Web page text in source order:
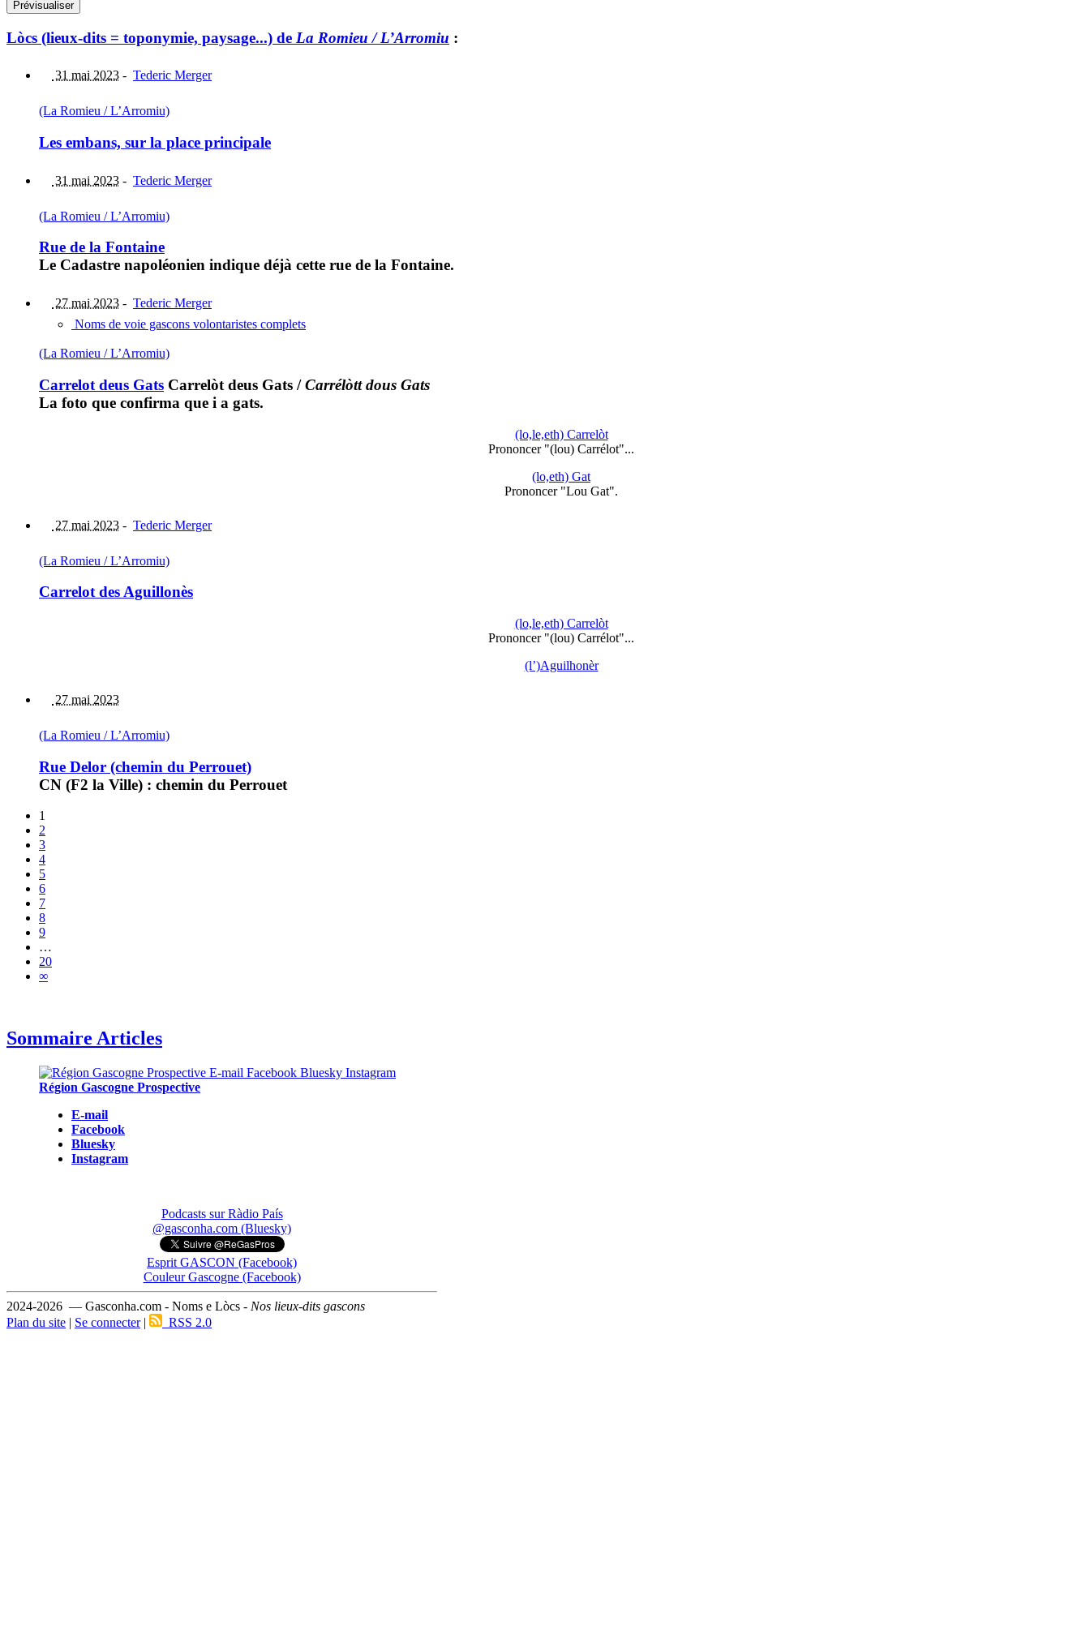
Lòcs (lieux-dits = toponymie, paysage...) de La Romieu / L’Arromiu :
31 mai 2023 - Tederic Merger
(La Romieu / L’Arromiu)
Les embans, sur la place principale
31 mai 2023 - Tederic Merger
(La Romieu / L’Arromiu)
Rue de la Fontaine
Le Cadastre napoléonien indique déjà cette rue de la Fontaine.
27 mai 2023 - Tederic Merger
Noms de voie gascons volontaristes complets
(La Romieu / L’Arromiu)
Carrelot deus Gats Carrelòt deus Gats /Carrélòtt dous Gats
La foto que confirma que i a gats.
(lo,le,eth) Carrelòt
Prononcer "(lou) Carrélot"...
(lo,eth) Gat
Prononcer "Lou Gat".
27 mai 2023 - Tederic Merger
(La Romieu / L’Arromiu)
Carrelot des Aguillonès
(lo,le,eth) Carrelòt
Prononcer "(lou) Carrélot"...
(l’)Aguilhonèr
27 mai 2023
(La Romieu / L’Arromiu)
Rue Delor (chemin du Perrouet)
CN (F2 la Ville) : chemin du Perrouet
1
2
3
4
5
6
7
8
9
…
20
∞
Sommaire Articles
Région Gascogne Prospective
E-mail
Facebook
Bluesky
Instagram
Podcasts sur Ràdio País
@gasconha.com (Bluesky)
Esprit GASCON (Facebook)
Couleur Gascogne (Facebook)
2024-2026 — Gasconha.com - Noms e Lòcs - Nos lieux-dits gascons
Plan du site | Se connecter| RSS 2.0